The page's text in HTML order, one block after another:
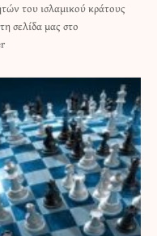
του ισλαμικού κράτους
σελίδα μας στο